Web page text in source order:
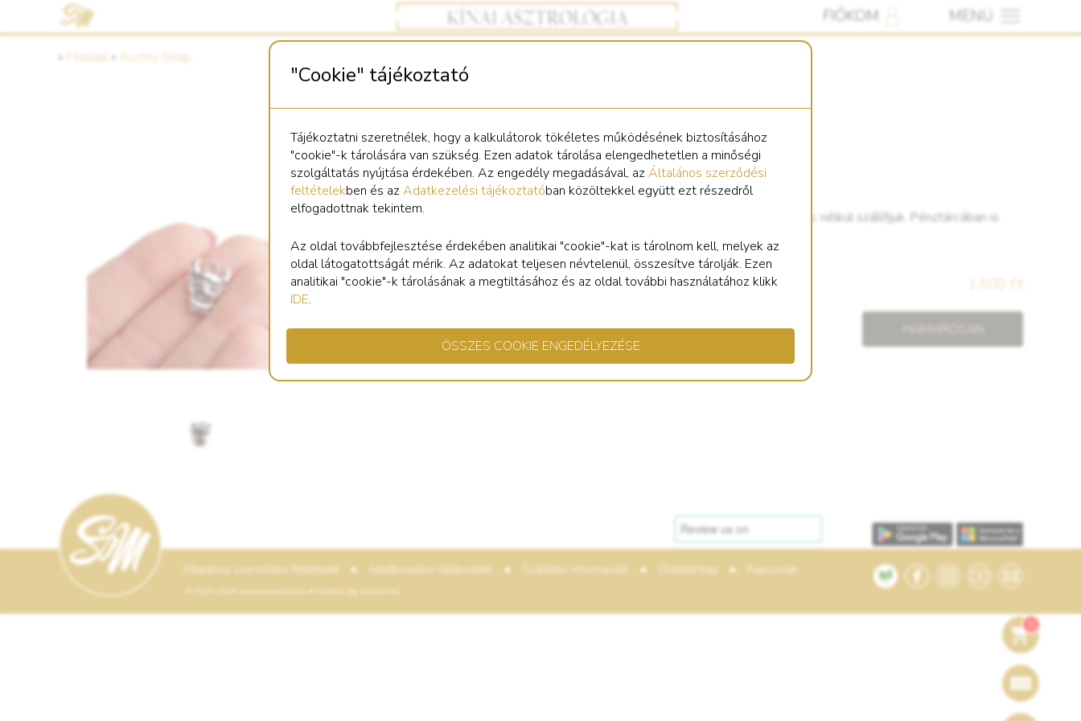
"Cookie" tájékoztató
Tájékoztatni szeretnélek, hogy a kalkulátorok tökéletes működésének biztosításához
"cookie"-k tárolására van szükség. Ezen adatok tárolása elengedhetetlen a minőségi
szolgáltatás nyújtása érdekében. Az engedély megadásával, azÁltalános szerződési
feltételekben és azAdatkezelési tájékoztatóban közöltekkel együtt ezt részedről
elfogadottnak tekintem.
Az oldal továbbfejlesztése érdekében analitikai "cookie"-kat is tárolnom kell, melyek az
oldal látogatottságát mérik. Az adatokat teljesen névtelenül, összesítve tárolják. Ezen
analitikai "cookie"-k tárolásának a megtiltásához és az oldal további használatához klikk
IDE.
ÖSSZES COOKIE ENGEDÉLYEZÉSE
FIÓKOM MENÜ
« Főoldal « Asztro Shop
Bizsu Bivaly medál
Könnyű, bizsu medál Bivaly szimbólummal. Mérete: 1 cm. Tetején kis bujtatóval. Lánc nélkül szállítjuk. Pénztárcában is
1.500 Ft
Általános szerződési feltételek • Adatkezelési tájékoztató • Szállítási információk • Oldaltérkép • Kapcsolat
© 2020-2026 suzannamester.hu • Minden jog fenntartva.